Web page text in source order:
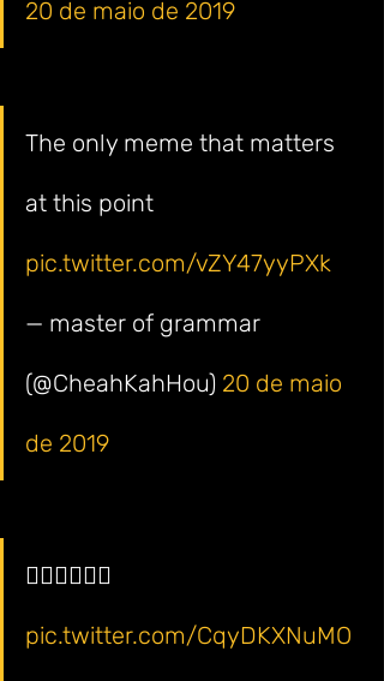
20 de maio de 2019
The only meme that matters
at this point
pic.twitter.com/vZY47yyPXk
— master of grammar
(@CheahKahHou) 20 de maio
de 2019
🤷🏻‍♂️🤷🏻‍♂️
pic.twitter.com/CqyDKXNuMO